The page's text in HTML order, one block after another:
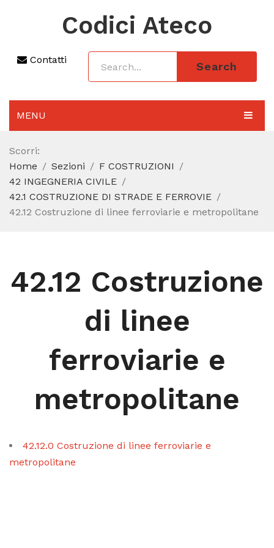
Codici Ateco
Contatti
Search
MENU
AGGIORNAMENTO 2025
SEZIONI
CODICE ATECO A COSA SERVE
Scorri:
Home
Sezioni
F COSTRUZIONI
42 INGEGNERIA CIVILE
42.1 COSTRUZIONE DI STRADE E FERROVIE
42.12 Costruzione di linee ferroviarie e metropolitane
42.12 Costruzione
di linee
ferroviarie e
metropolitane
42.12.0 Costruzione di linee ferroviarie e
metropolitane